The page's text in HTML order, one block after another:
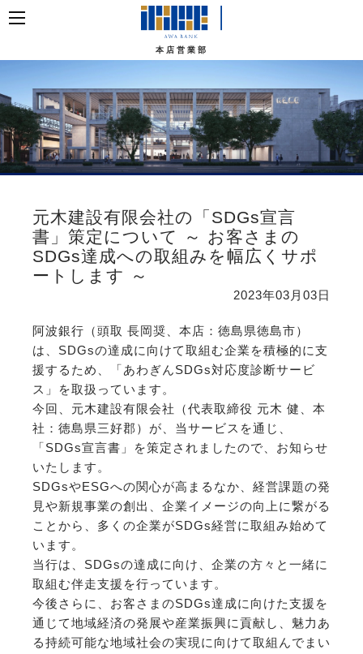
本店営業部
元木建設有限会社の「SDGs宣言
書」策定について ～ お客さまの
SDGs達成への取組みを幅広くサポ
ートします ～
2023年03月03日
阿波銀行（頭取 長岡奨、本店：徳島県徳島市）
は、SDGsの達成に向けて取組む企業を積極的に支
援するため、「あわぎんSDGs対応度診断サービ
ス」を取扱っています。
今回、元木建設有限会社（代表取締役 元木 健、本
社：徳島県三好郡）が、当サービスを通じ、
「SDGs宣言書」を策定されましたので、お知らせ
いたします。
SDGsやESGへの関心が高まるなか、経営課題の発
見や新規事業の創出、企業イメージの向上に繋がる
ことから、多くの企業がSDGs経営に取組み始めて
います。
当行は、SDGsの達成に向け、企業の方々と一緒に
取組む伴走支援を行っています。
今後さらに、お客さまのSDGs達成に向けた支援を
通じて地域経済の発展や産業振興に貢献し、魅力あ
る持続可能な地域社会の実現に向けて取組んでまい